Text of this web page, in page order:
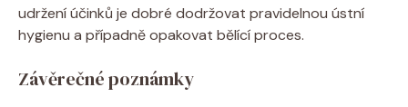
udržení účinků je dobré dodržovat pravidelnou ústní
hygienu a případně opakovat bělící proces.
Závěrečné poznámky